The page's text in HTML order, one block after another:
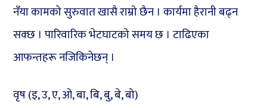
नँया कामको सुरुवात खासै राम्रो छैन । कार्यमा हैरानी बढ्न
सक्छ । पारिवारिक भेटघाटको समय छ । टाढिएका
आफन्तहरू नजिकिनेछन् ।
वृष (इ, उ, ए, ओ, बा, बि, बु, बे, बो)